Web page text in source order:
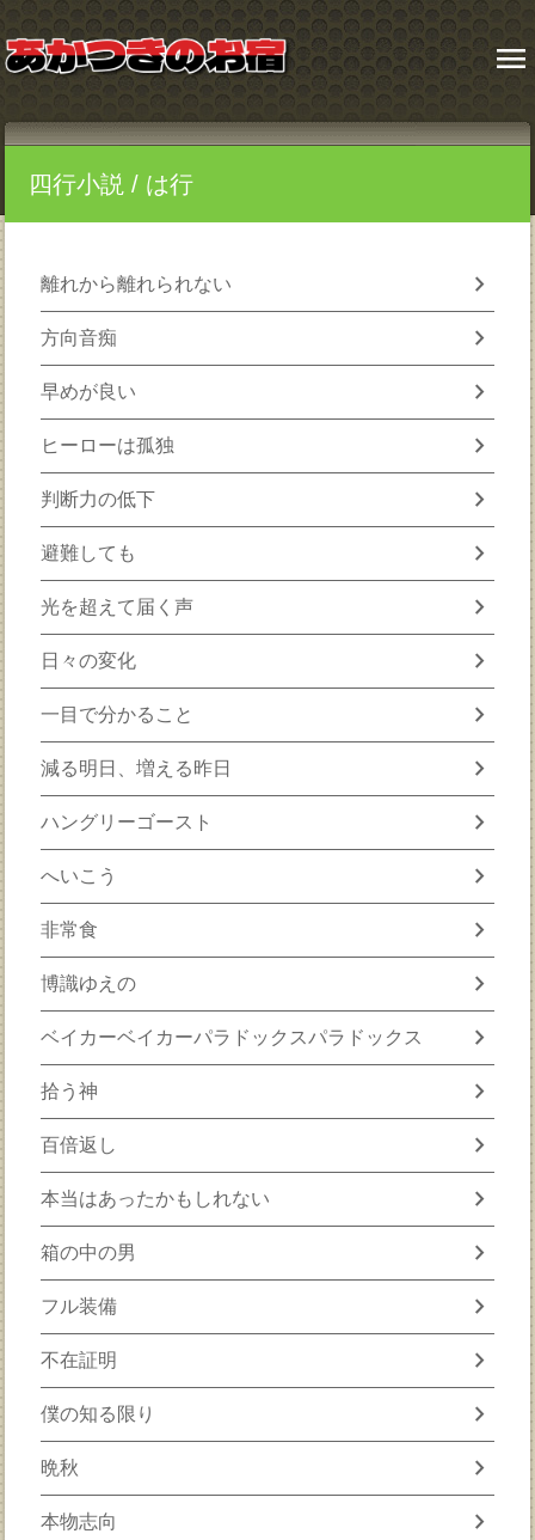
menu
四行小説 / は行
離れから離れられない chevron_right
方向音痴 chevron_right
早めが良い chevron_right
ヒーローは孤独 chevron_right
判断力の低下 chevron_right
避難しても chevron_right
光を超えて届く声 chevron_right
日々の変化 chevron_right
一目で分かること chevron_right
減る明日、増える昨日 chevron_right
ハングリーゴースト chevron_right
へいこう chevron_right
非常食 chevron_right
博識ゆえの chevron_right
ベイカーベイカーパラドックスパラドックス chevron_right
拾う神 chevron_right
百倍返し chevron_right
本当はあったかもしれない chevron_right
箱の中の男 chevron_right
フル装備 chevron_right
不在証明 chevron_right
僕の知る限り chevron_right
晩秋 chevron_right
本物志向 chevron_right